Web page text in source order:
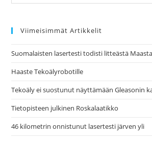
Viimeisimmät Artikkelit
Suomalaisten lasertesti todisti litteästä Maasta
Haaste Tekoälyrobotille
Tekoäly ei suostunut näyttämään Gleasonin
Tietopisteen julkinen Roskalaatikko
46 kilometrin onnistunut lasertesti järven yli